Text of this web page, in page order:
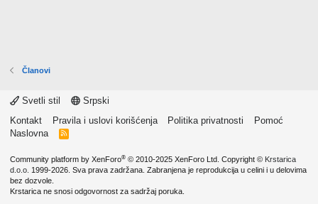
Članovi
Svetli stil
Srpski
Kontakt
Pravila i uslovi korišćenja Politika privatnosti
Pomoć
Naslovna
R
Community platform by XenForo® © 2010-2025 XenForo Ltd. Copyright © Krstarica
d.o.o. 1999-2026. Sva prava zadržana. Zabranjena je reprodukcija u celini i u delovima
bez dozvole.
Krstarica ne snosi odgovornost za sadržaj poruka.